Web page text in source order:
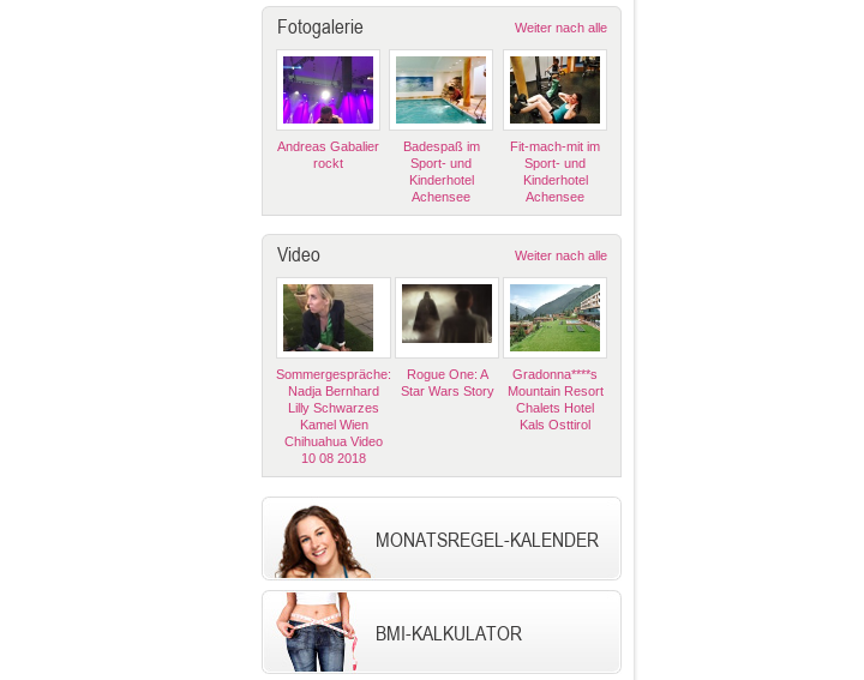
Fotogalerie Weiter nach alle
Andreas Gabalier
rockt
Badespaß im
Sport- und
Kinderhotel
Achensee
Fit-mach-mit im
Sport- und
Kinderhotel
Achensee
Video Weiter nach alle
Sommergespräche:
Nadja Bernhard
Lilly Schwarzes
Kamel Wien
Chihuahua Video
10 08 2018
Rogue One: A
Star Wars Story
Gradonna****s
Mountain Resort
Chalets Hotel
Kals Osttirol
MONATSREGEL-KALENDER
BMI-KALKULATOR